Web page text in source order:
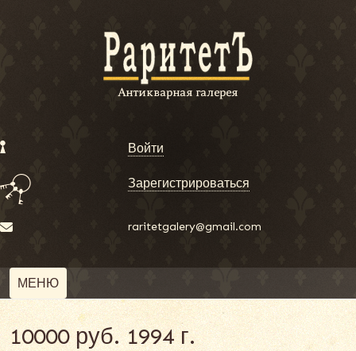
Войти
Зарегистрироваться
raritetgalery@gmail.com
МЕНЮ
10000 руб. 1994 г.